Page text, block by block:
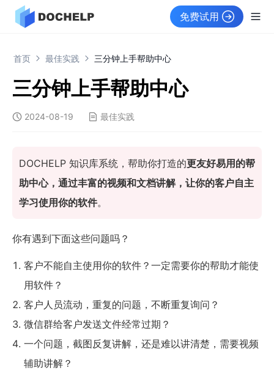
免费试用
首页 最佳实践 三分钟上手帮助中心
三分钟上手帮助中心
2024-08-19 最佳实践
DOCHELP 知识库系统，帮助你打造的更友好易用的帮
助中心，通过丰富的视频和文档讲解，让你的客户自主
学习使用你的软件。
你有遇到下面这些问题吗？
客户不能自主使用你的软件？一定需要你的帮助才能使
用软件？
客户人员流动，重复的问题，不断重复询问？
微信群给客户发送文件经常过期？
一个问题，截图反复讲解，还是难以讲清楚，需要视频
辅助讲解？